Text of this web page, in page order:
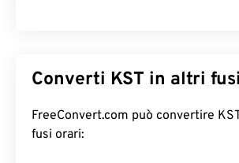
Converti KST in altri
FreeConvert.com può convertire
fusi orari: